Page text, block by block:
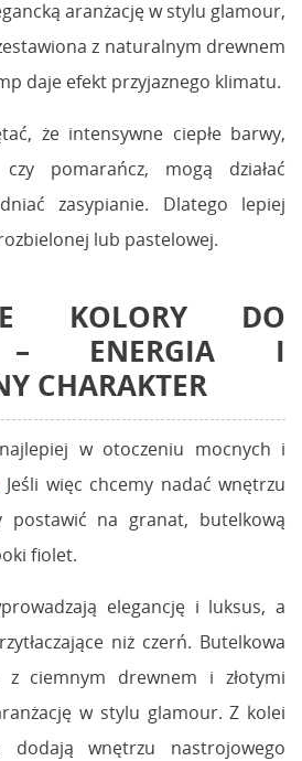
aranżację w stylu glamour,
z naturalnym drewnem
daje efekt przyjaznego klimatu.
że intensywne ciepłe barwy,
pomarańcz, mogą działać
zasypianie. Dlatego lepiej
lub pastelowej.
KOLORY DO
– ENERGIA I
CHARAKTER
w otoczeniu mocnych i
Jeśli więc chcemy nadać wnętrzu
postawić na granat, butelkową
fiolet.
elegancję i luksus, a
niż czerń. Butelkowa
z ciemnym drewnem i złotymi
w stylu glamour. Z kolei
wnętrzu nastrojowego